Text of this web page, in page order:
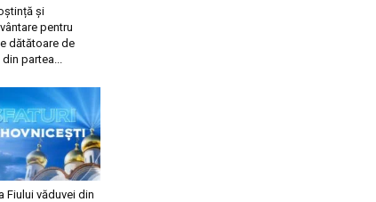
și
pentru
dătătoare de
partea...
Fiului văduvei din